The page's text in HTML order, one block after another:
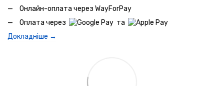
Онлайн-оплата через WayForPay
Оплата через
та
Докладніше →